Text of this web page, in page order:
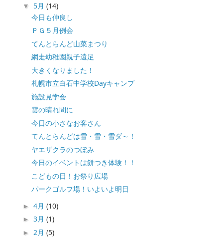
▼ 5月(14)
今日も仲良し
ＰＧ５月例会
てんとらんど山菜まつり
網走幼稚園親子遠足
大きくなりました！
札幌市立白石中学校Dayキャンプ
施設見学会
雲の晴れ間に
今日の小さなお客さん
てんとらんどは雪・雪・雪ダ～！
ヤエザクラのつぼみ
今日のイベントは餅つき体験！！
こどもの日！お祭り広場
パークゴルフ場！いよいよ明日
►4月(10)
►3月(1)
► 2月(5)